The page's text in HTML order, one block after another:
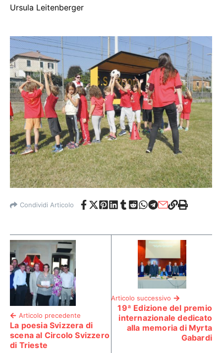
Ursula Leitenberger
Condividi Articolo
Articolo precedente
La poesia Svizzera di
scena al Circolo Svizzero
di Trieste
Articolo successivo
19ª Edizione del premio
internazionale dedicato
alla memoria di Myrta
Gabardi